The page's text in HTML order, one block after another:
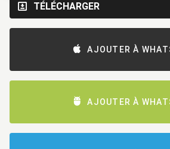
TÉLÉCHARGER
AJOUTER À
AJOUTER À